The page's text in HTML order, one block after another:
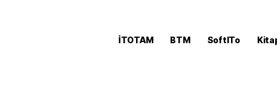
İTOTAM BTM SoftITo